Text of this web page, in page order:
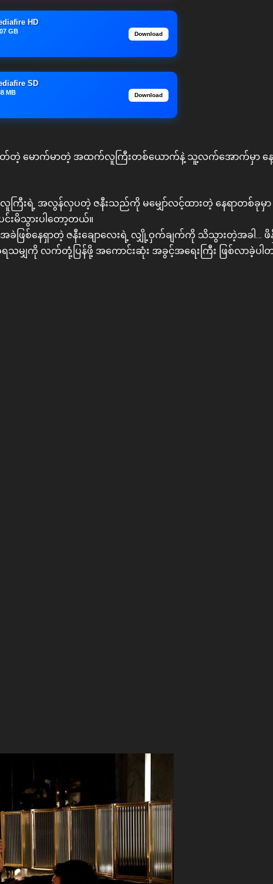
HD
GB Download
SD
MB Download
တ်တဲ့ မောက်မာတဲ့ အထက်လူကြီးတစ်ယောက်နဲ့ သူ့လက်အောက်မှာ နေ့
ြီးရဲ့ အလွန်လှပတဲ့ ဇနီးသည်ကို မမျှော်လင့်ထားတဲ့ နေရာတစ်ခုမှာ
မိသွားပါတော့တယ်။
ခဲဖြစ်နေရှာတဲ့ ဇနီးချောလေးရဲ့ လျှို့ဝှက်ချက်ကို သိသွားတဲ့အခါ… ဖိ
သမျှကို လက်တုံ့ပြန်ဖို့ အကောင်းဆုံး အခွင့်အရေးကြီး ဖြစ်လာခဲ့ပါ